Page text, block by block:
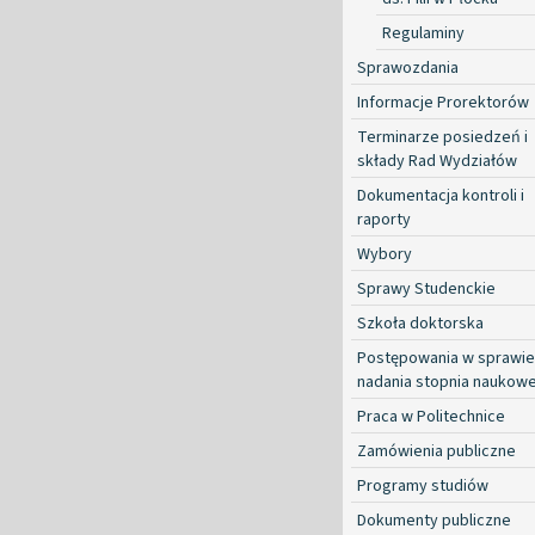
Regulaminy
Sprawozdania
Informacje Prorektorów
Terminarze posiedzeń i
składy Rad Wydziałów
Dokumentacja kontroli i
raporty
Wybory
Sprawy Studenckie
Szkoła doktorska
Postępowania w sprawie
nadania stopnia
Praca w Politechnice
Zamówienia publiczne
Programy studiów
Dokumenty publiczne